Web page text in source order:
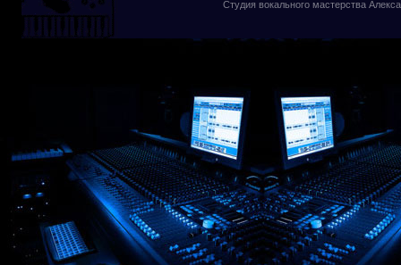
Студия вокального мастерства